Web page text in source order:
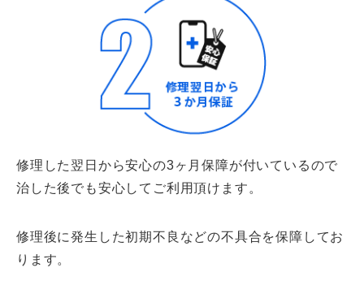
修理した翌日から安心の3ヶ月保障が付いているので
治した後でも安心してご利用頂けます。
修理後に発生した初期不良などの不具合を保障してお
ります。